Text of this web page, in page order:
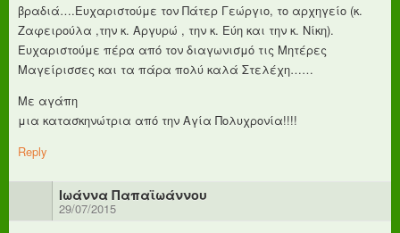
βραδιά….Ευχαριστούμε τον Πάτερ Γεώργιο, το αρχηγείο (κ.
Ζαφειρούλα ,την κ. Αργυρώ , την κ. Εύη και την κ. Νίκη).
Ευχαριστούμε πέρα από τον διαγωνισμό τις Μητέρες
Μαγείρισσες και τα πάρα πολύ καλά Στελέχη……
Με αγάπη
μια κατασκηνώτρια από την Αγία Πολυχρονία!!!!
Reply
Ιωάννα Παπαϊωάννου
29/07/2015